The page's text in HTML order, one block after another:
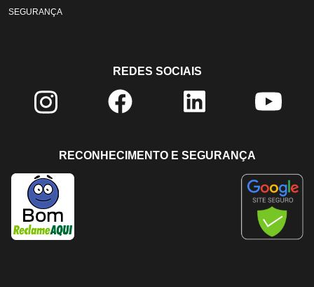
SEGURANÇA
REDES SOCIAIS
RECONHECIMENTO E SEGURANÇA